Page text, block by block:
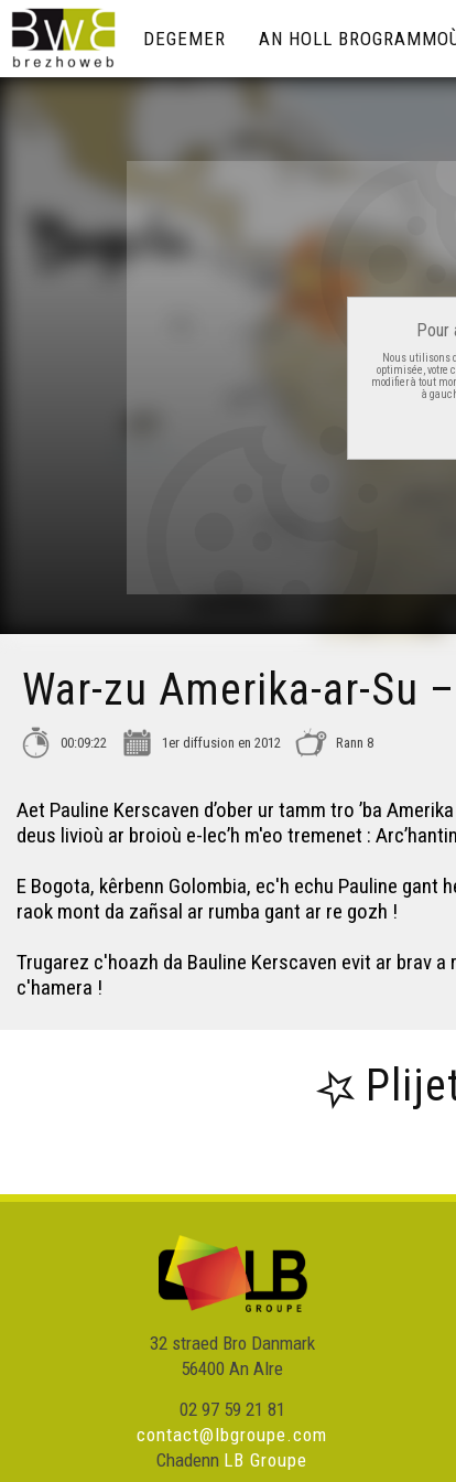
DEGEMER AN HOLL
Pour
Nous utilisons
optimisée, votre
modifier à tout
à
War-zu Amerika-ar-Su
00:09:22 1er diffusion en 2012 Rann 8
Aet Pauline Kerscaven d’ober ur tamm tro ’ba
deus livioù ar broioù e-lec’h m'eo tremenet :
E Bogota, kêrbenn Golombia, ec'h echu Pauline gant
raok mont da zañsal ar rumba gant ar re gozh !
Trugarez c'hoazh da Bauline Kerscaven evit ar brav
c'hamera !
32 straed Bro Danmark
56400 An Alre
02 97 59 21 81
contact@lbgroupe.com
Chadenn LB Groupe